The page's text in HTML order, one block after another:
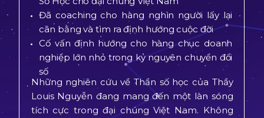
Những nghiên cứu về Thần số học của Thầy
Louis Nguyễn đang mang đến một làn sóng
tích cực trong đại chúng Việt Nam. Không
Đã coaching cho hàng nghìn người lấy lại
cân bằng và tìm ra định hướng cuộc đời
Cố vấn định hướng cho hàng chục doanh
nghiệp lớn nhỏ trong kỷ nguyên chuyển đổi
số